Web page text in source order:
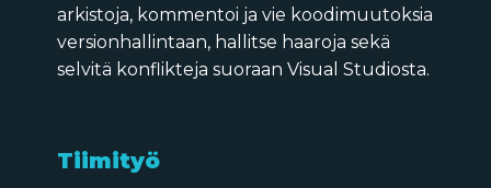
arkistoja, kommentoi ja vie koodimuutoksia
versionhallintaan, hallitse haaroja sekä
selvitä konflikteja suoraan Visual Studiosta.
Tiimityö